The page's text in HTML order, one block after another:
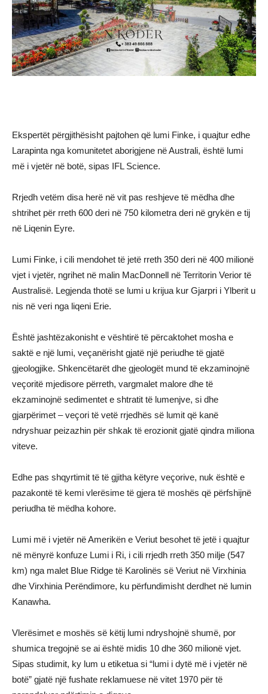
Ekspertët përgjithësisht pajtohen që lumi Finke, i quajtur edhe
Larapinta nga komunitetet aborigjene në Australi, është lumi
më i vjetër në botë, sipas IFL Science.
Rrjedh vetëm disa herë në vit pas reshjeve të mëdha dhe
shtrihet për rreth 600 deri në 750 kilometra deri në grykën e tij
në Liqenin Eyre.
Lumi Finke, i cili mendohet të jetë rreth 350 deri në 400 milionë
vjet i vjetër, ngrihet në malin MacDonnell në Territorin Verior të
Australisë. Legjenda thotë se lumi u krijua kur Gjarpri i Ylberit u
nis në veri nga liqeni Erie.
Është jashtëzakonisht e vështirë të përcaktohet mosha e
saktë e një lumi, veçanërisht gjatë një periudhe të gjatë
gjeologjike. Shkencëtarët dhe gjeologët mund të ekzaminojnë
veçoritë mjedisore përreth, vargmalet malore dhe të
ekzaminojnë sedimentet e shtratit të lumenjve, si dhe
gjarpërimet – veçori të vetë rrjedhës së lumit që kanë
ndryshuar peizazhin për shkak të erozionit gjatë qindra miliona
viteve.
Edhe pas shqyrtimit të të gjitha këtyre veçorive, nuk është e
pazakontë të kemi vlerësime të gjera të moshës që përfshijnë
periudha të mëdha kohore.
Lumi më i vjetër në Amerikën e Veriut besohet të jetë i quajtur
në mënyrë konfuze Lumi i Ri, i cili rrjedh rreth 350 milje (547
km) nga malet Blue Ridge të Karolinës së Veriut në Virxhinia
dhe Virxhinia Perëndimore, ku përfundimisht derdhet në lumin
Kanawha.
Vlerësimet e moshës së këtij lumi ndryshojnë shumë, por
shumica tregojnë se ai është midis 10 dhe 360 ​​milionë vjet.
Sipas studimit, ky lum u etiketua si “lumi i dytë më i vjetër në
botë” gjatë një fushate reklamuese në vitet 1970 për të